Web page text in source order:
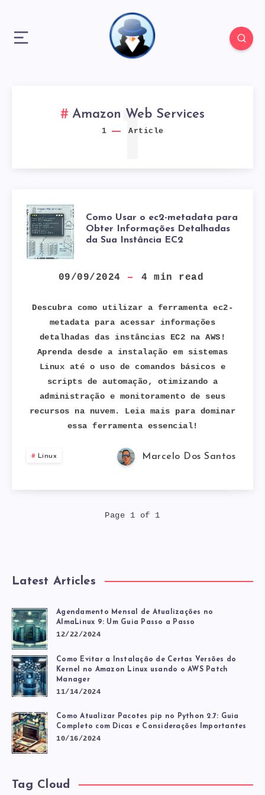
Amazon Web Services
1 Article
1
COMO
USAR
EC2-
METADATA
PARA
OBTER
INFORMAÇÕES
DETALHADAS
INSTÂNCIA
Como Usar o ec2-metadata para
Obter Informações Detalhadas
da Sua Instância EC2
09/09/2024 4 min read
Descubra como utilizar a ferramenta ec2-
metadata para acessar informações
detalhadas das instâncias EC2 na AWS!
Aprenda desde a instalação em sistemas
Linux até o uso de comandos básicos e
scripts de automação, otimizando a
administração e monitoramento de seus
recursos na nuvem. Leia mais para dominar
essa ferramenta essencial!
Linux Marcelo Dos Santos
Page 1 of 1
Latest Articles
Agendamento Mensal de Atualizações no
AlmaLinux 9: Um Guia Passo a Passo
12/22/2024
Como Evitar a Instalação de Certas Versões do
Kernel no Amazon Linux usando o AWS Patch
Manager
11/14/2024
Como Atualizar Pacotes pip no Python 2.7: Guia
Completo com Dicas e Considerações Importantes
10/16/2024
Tag Cloud